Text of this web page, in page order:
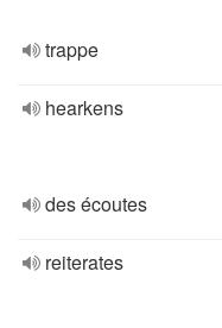
trappe
hearkens
des écoutes
reiterates